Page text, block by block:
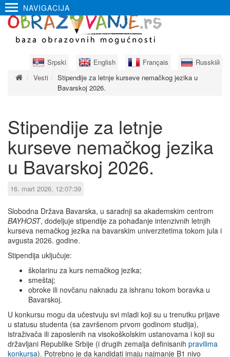
NAVIGACIJA
Srpski English Français
Russkiй
Vesti
Stipendije za letnje kurseve nemačkog jezika u
Bavarskoj 2026.
Stipendije za letnje
kurseve nemačkog jezika
u Bavarskoj 2026.
16. mart 2026. 12:07:39
Slobodna Država Bavarska, u saradnji sa akademskim centrom
BAYHOST, dodeljuje stipendije za pohađanje intenzivnih letnjih
kurseva nemačkog jezika na bavarskim univerzitetima tokom jula i
avgusta 2026. godine.
Stipendija uključuje:
školarinu za kurs nemačkog jezika;
smeštaj;
obroke ili novčanu naknadu za ishranu tokom boravka u
Bavarskoj.
U konkursu mogu da učestvuju svi mladi koji su u trenutku prijave
u statusu studenta (sa završenom prvom godinom studija),
istraživača ili zaposlenih na visokoškolskim ustanovama i koji su
državljani Republike Srbije (i drugih zemalja definisanih pravilima
konkursa). Potrebno je da kandidati imaju najmanje B1 nivo